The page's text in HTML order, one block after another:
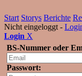
Start Storys Berichte
Nicht eingeloggt -
Login X
BS-Nummer oder
Passwort: